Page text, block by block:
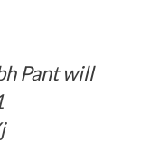
Pant will